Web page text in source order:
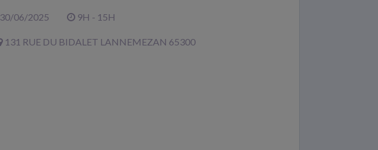
30/06/2025 9H - 15H
131 RUE DU BIDALET LANNEMEZAN 65300